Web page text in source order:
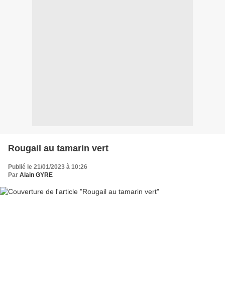
Rougail au tamarin vert
Publié le 21/01/2023 à 10:26
Par Alain GYRE